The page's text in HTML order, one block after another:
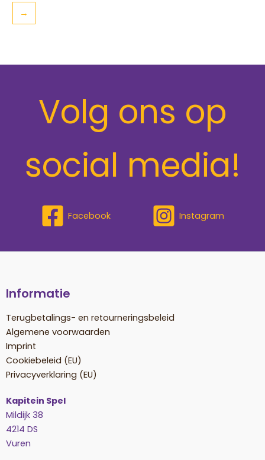
→
Volg ons op
social media!
Facebook Instagram
Informatie
Terugbetalings- en retourneringsbeleid
Algemene voorwaarden
Imprint
Cookiebeleid (EU)
Privacyverklaring (EU)
Kapitein Spel
Mildijk 38
4214 DS
Vuren